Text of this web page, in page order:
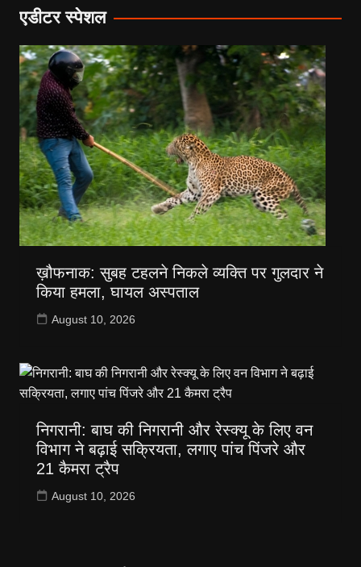
एडीटर स्पेशल
ख़ौफनाक: सुबह टहलने निकले व्यक्ति पर गुलदार ने
किया हमला, घायल अस्पताल
August 10, 2026
निगरानी: बाघ की निगरानी और रेस्क्यू के लिए वन
विभाग ने बढ़ाई सक्रियता, लगाए पांच पिंजरे और
21 कैमरा ट्रैप
August 10, 2026